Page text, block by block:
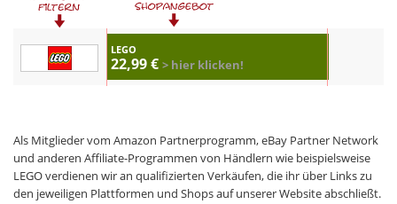
LEGO
22,99 € > hier klicken!
Als Mitglieder vom Amazon Partnerprogramm, eBay Partner Network
und anderen Affiliate-Programmen von Händlern wie beispielsweise
LEGO verdienen wir an qualifizierten Verkäufen, die ihr über Links zu
den jeweiligen Plattformen und Shops auf unserer Website abschließt.